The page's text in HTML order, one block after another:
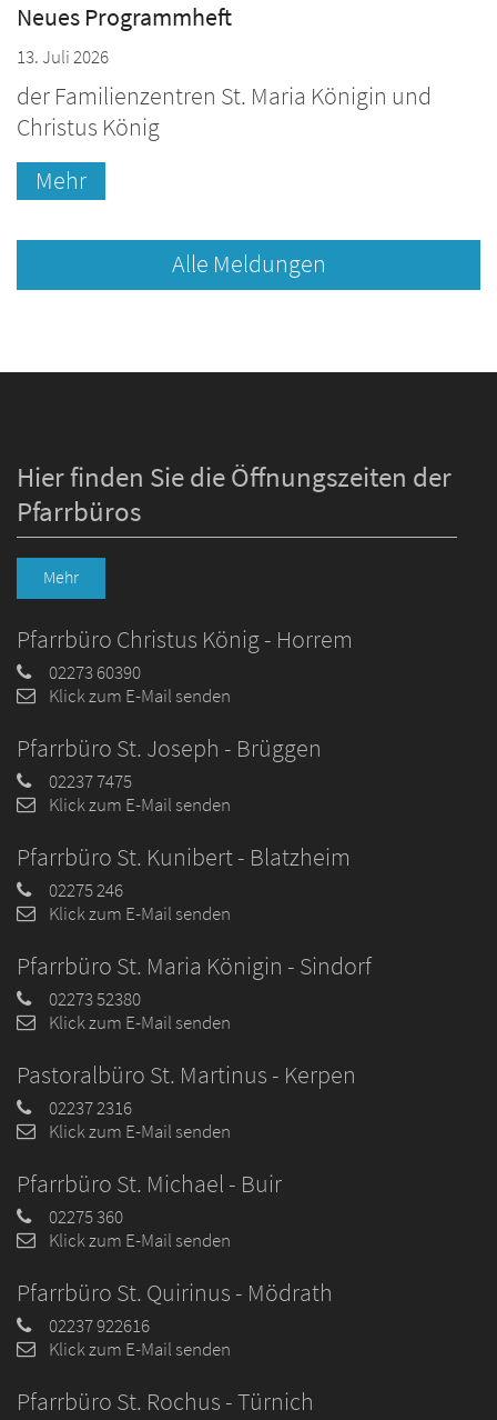
Neues Programmheft
13. Juli 2026
der Familienzentren St. Maria Königin und
Christus König
Mehr
Alle Meldungen
Hier finden Sie die Öffnungszeiten der
Pfarrbüros
Mehr
Pfarrbüro Christus König - Horrem
02273 60390
Klick zum E-Mail senden
Pfarrbüro St. Joseph - Brüggen
02237 7475
Klick zum E-Mail senden
Pfarrbüro St. Kunibert - Blatzheim
02275 246
Klick zum E-Mail senden
Pfarrbüro St. Maria Königin - Sindorf
02273 52380
Klick zum E-Mail senden
Pastoralbüro St. Martinus - Kerpen
02237 2316
Klick zum E-Mail senden
Pfarrbüro St. Michael - Buir
02275 360
Klick zum E-Mail senden
Pfarrbüro St. Quirinus - Mödrath
02237 922616
Klick zum E-Mail senden
Pfarrbüro St. Rochus - Türnich